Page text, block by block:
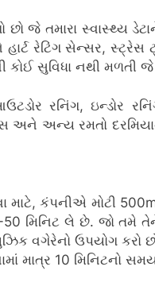
છો જે તમારા સ્વાસ્થ્ય
રેટિંગ સેન્સર, સ્ટ્રેસ
સુવિધા નથી મળતી
રનિંગ, ઇન્ડોર
અને અન્ય રમતો
માટે, કંપનીએ મોટી
50 મિનિટ લે છે. જો તમે
વગેરેનો ઉપયોગ
માત્ર 10 મિનિટનો